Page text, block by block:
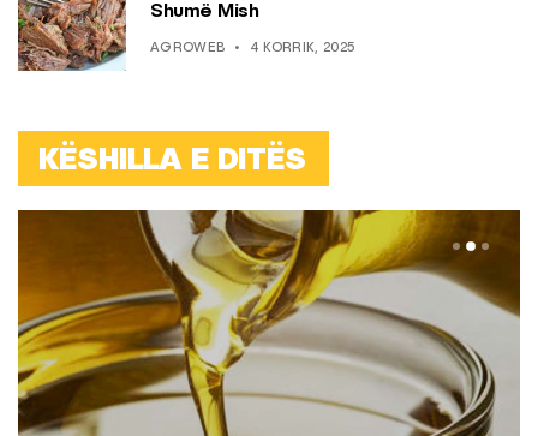
Shumë Mish
AGROWEB 4 KORRIK, 2025
KËSHILLA E DITËS